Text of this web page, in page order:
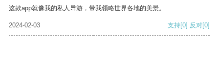
这款app就像我的私人导游，带我领略世界各地的美景。
2024-02-03 支持[0] 反对[0]